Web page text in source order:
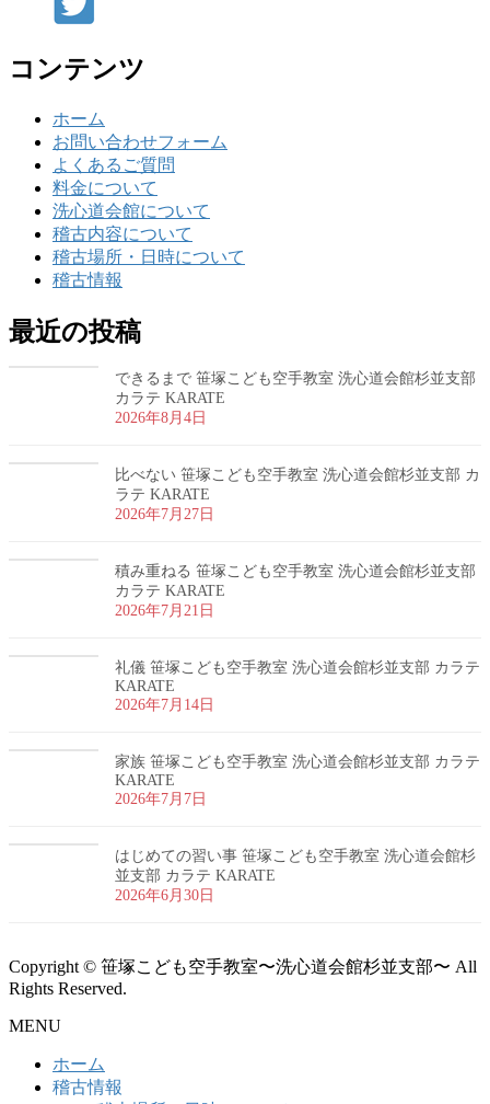
コンテンツ
ホーム
お問い合わせフォーム
よくあるご質問
料金について
洗心道会館について
稽古内容について
稽古場所・日時について
稽古情報
最近の投稿
できるまで 笹塚こども空手教室 洗心道会館杉並支部
カラテ KARATE
2026年8月4日
比べない 笹塚こども空手教室 洗心道会館杉並支部 カ
ラテ KARATE
2026年7月27日
積み重ねる 笹塚こども空手教室 洗心道会館杉並支部
カラテ KARATE
2026年7月21日
礼儀 笹塚こども空手教室 洗心道会館杉並支部 カラテ
KARATE
2026年7月14日
家族 笹塚こども空手教室 洗心道会館杉並支部 カラテ
KARATE
2026年7月7日
はじめての習い事 笹塚こども空手教室 洗心道会館杉
並支部 カラテ KARATE
2026年6月30日
Copyright © 笹塚こども空手教室〜洗心道会館杉並支部〜 All
Rights Reserved.
MENU
ホーム
稽古情報